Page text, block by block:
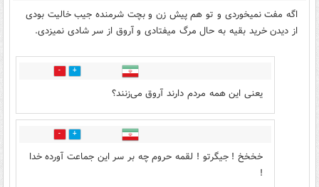
اگه مفت نمیخوردی و تو هم پیش زن و بچت شرمنده جیب خالیت بودی
از دیدن خرید بقیه به حال مرگ میفتادی و آروق از سر شادی نمیزدی.
4
یعنی این همه مردم دارند آروق می‌زنند؟
1
خخخخ ! جيگرتو ! لقمه حروم چه بر سر اين جماعت آورده خدا
!